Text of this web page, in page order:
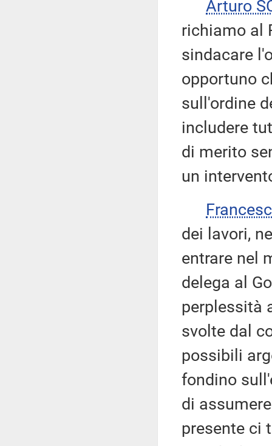
Arturo
richiamo al
sindacare
opportuno
sull'ordine
includere
di merito
un
dei lavori,
entrare nel
delega al
perplessità
svolte dal
possibili
fondino
di
presente ci